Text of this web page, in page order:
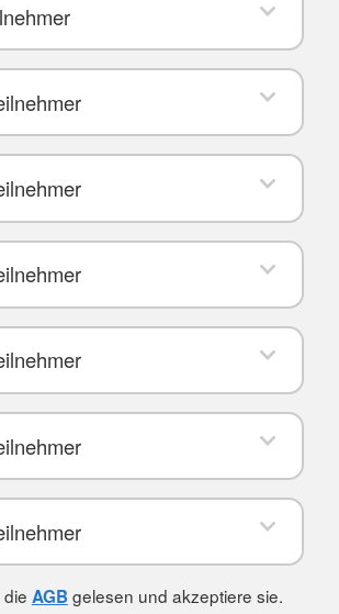
AGB gelesen und akzeptiere sie.